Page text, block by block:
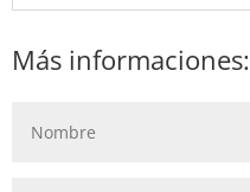
Más informaciones: